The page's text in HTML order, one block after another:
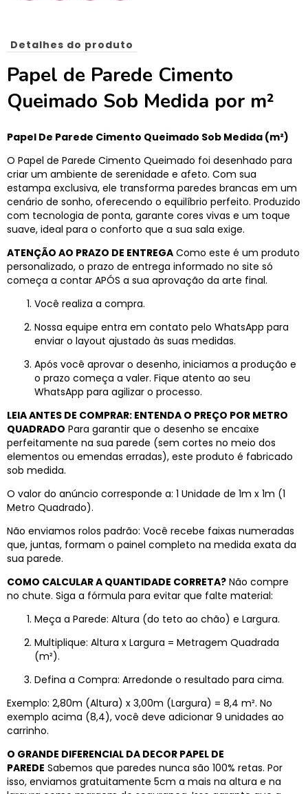
Detalhes do produto
Papel de Parede Cimento
Queimado Sob Medida por m²
Papel De Parede Cimento Queimado Sob Medida (m²)
O Papel de Parede Cimento Queimado foi desenhado para
criar um ambiente de serenidade e afeto. Com sua
estampa exclusiva, ele transforma paredes brancas em um
cenário de sonho, oferecendo o equilíbrio perfeito. Produzido
com tecnologia de ponta, garante cores vivas e um toque
suave, ideal para o conforto que a sua sala exige.
ATENÇÃO AO PRAZO DE ENTREGA Como este é um produto
personalizado, o prazo de entrega informado no site só
começa a contar APÓS a sua aprovação da arte final.
Você realiza a compra.
Nossa equipe entra em contato pelo WhatsApp para
enviar o layout ajustado às suas medidas.
Após você aprovar o desenho, iniciamos a produção e
o prazo começa a valer. Fique atento ao seu
WhatsApp para agilizar o processo.
LEIA ANTES DE COMPRAR: ENTENDA O PREÇO POR METRO
QUADRADO Para garantir que o desenho se encaixe
perfeitamente na sua parede (sem cortes no meio dos
elementos ou emendas erradas), este produto é fabricado
sob medida.
O valor do anúncio corresponde a: 1 Unidade de 1m x 1m (1
Metro Quadrado).
Não enviamos rolos padrão: Você recebe faixas numeradas
que, juntas, formam o painel completo na medida exata da
sua parede.
COMO CALCULAR A QUANTIDADE CORRETA? Não compre
no chute. Siga a fórmula para evitar que falte material:
Meça a Parede: Altura (do teto ao chão) e Largura.
Multiplique: Altura x Largura = Metragem Quadrada
(m²).
Defina a Compra: Arredonde o resultado para cima.
Exemplo: 2,80m (Altura) x 3,00m (Largura) = 8,4 m². No
exemplo acima (8,4), você deve adicionar 9 unidades ao
carrinho.
O GRANDE DIFERENCIAL DA DECOR PAPEL DE
PAREDE Sabemos que paredes nunca são 100% retas. Por
isso, enviamos gratuitamente 5cm a mais na altura e na